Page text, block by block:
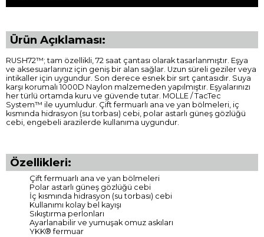
Ürün Açıklaması:
RUSH72™; tam özellikli, 72 saat çantası olarak tasarlanmıştır. Eşya
ve aksesuarlarınız için geniş bir alan sağlar. Uzun süreli geziler veya
intikaller için uygundur. Son derece esnek bir sırt çantasıdır. Suya
karşı korumalı 1000D Naylon malzemeden yapılmıştır. Eşyalarınızı
her türlü ortamda kuru ve güvende tutar. MOLLE / TacTec
System™ ile uyumludur. Çift fermuarlı ana ve yan bölmeleri, iç
kısmında hidrasyon (su torbası) cebi, polar astarlı güneş gözlüğü
cebi, engebeli arazilerde kullanıma uygundur.
Özellikleri:
Çift fermuarlı ana ve yan bölmeleri
Polar astarlı güneş gözlüğü cebi
İç kısmında hidrasyon (su torbası) cebi
Kullanımı kolay bel kayışı
Sıkıştırma perlonları
Ayarlanabilir ve yumuşak omuz askıları
YKK® fermuar